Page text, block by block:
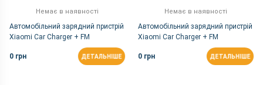
Немає в наявності
Автомобільний зарядний пристрій
Xiaomi Car Charger + FM
Transmitter with Bluetooth Blue
0 грн
ДЕТАЛЬНІШЕ
Немає в наявності
Автомобільний зарядний пристрій
Xiaomi Car Charger + FM
Transmitter with Bluetooth Whtie
(BFQ01RM)
0 грн ДЕТАЛЬНІШЕ